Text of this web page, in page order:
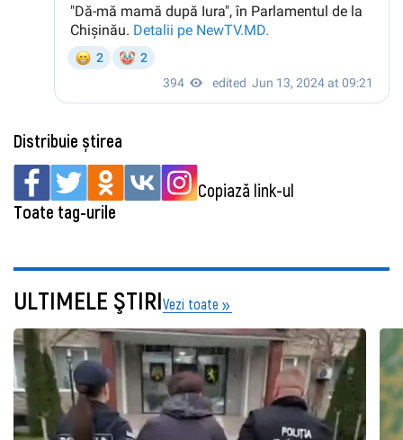
Distribuie știrea
Copiază link-ul
Toate tag-urile
ULTIMELE ŞTIRIVezi toate